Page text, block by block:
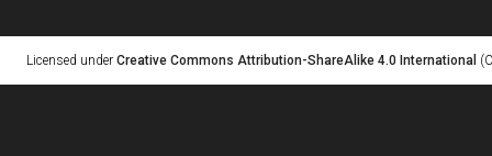
Licensed under Creative Commons Attribution-ShareAlike 4.0 International